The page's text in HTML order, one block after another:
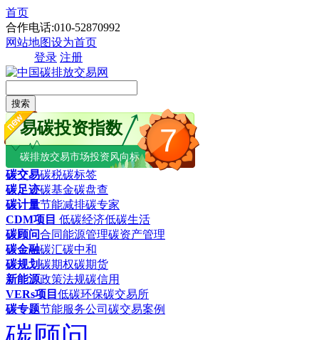
首页
合作电话:010-52870992
网站地图设为首页
登录 注册
搜索
7
易碳投资指数
碳排放交易市场投资风向标
碳交易碳税碳标签
碳足迹碳基金碳盘查
碳计量节能减排碳专家
CDM项目 低碳经济低碳生活
碳顾问合同能源管理碳资产管理
碳金融碳汇碳中和
碳规划碳期权碳期货
新能源政策法规碳信用
VERs项目 低碳环保碳交易所
碳专题节能服务公司 碳交易案例